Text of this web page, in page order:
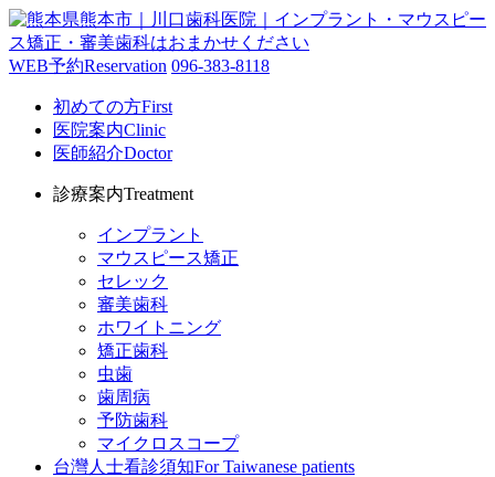
WEB予約Reservation 096-383-8118
初めての方First
医院案内Clinic
医師紹介Doctor
診療案内Treatment
インプラント
マウスピース矯正
セレック
審美歯科
ホワイトニング
矯正歯科
虫歯
歯周病
予防歯科
マイクロスコープ
台灣人士看診須知For Taiwanese patients